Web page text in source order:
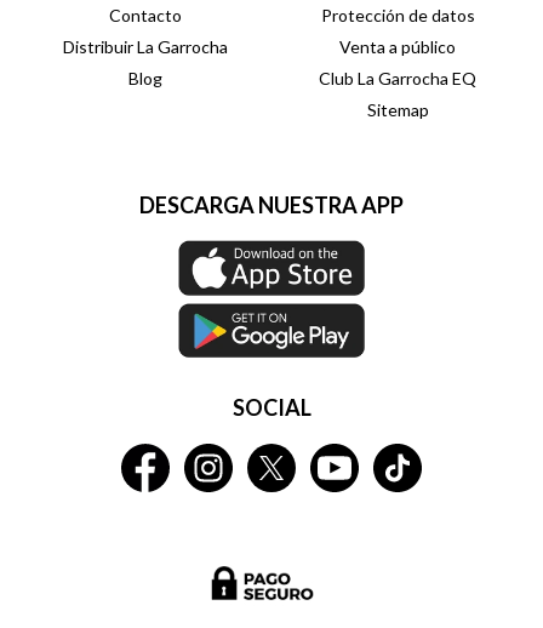
Contacto
Distribuir La Garrocha
Blog
Protección de datos
Venta a público
Club La Garrocha EQ
Sitemap
DESCARGA NUESTRA APP
SOCIAL